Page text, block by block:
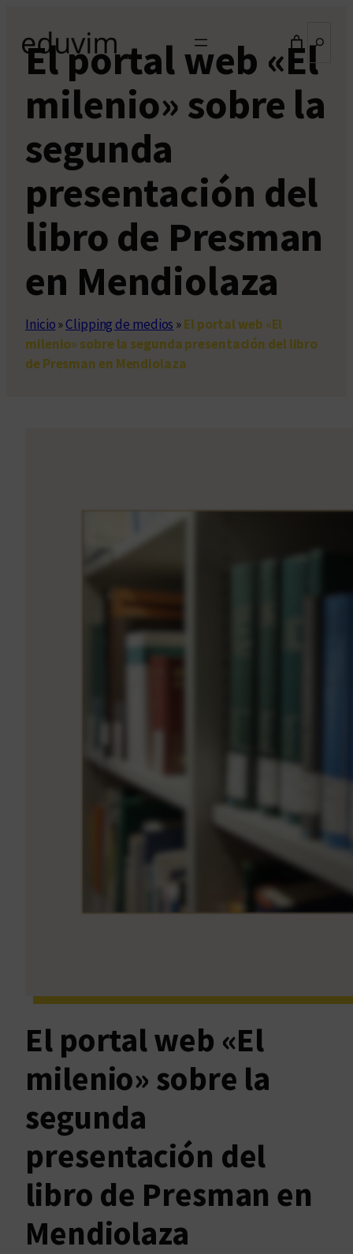
contenido
El portal web «El
milenio» sobre la
segunda
presentación del
libro de Presman
en Mendiolaza
Inicio»Clipping de medios »El portal web «El
milenio» sobre la segunda presentación del libro
de Presman en Mendiolaza
El portal web «El
milenio» sobre la
segunda
presentación del
libro de Presman en
Mendiolaza